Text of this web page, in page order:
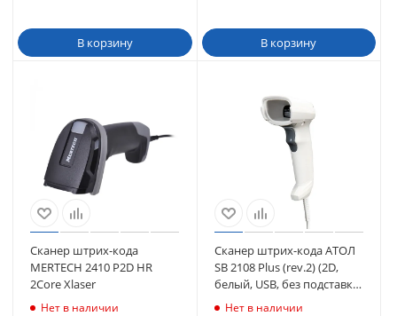
В корзину В корзину
Сканер штрих-кода
MERTECH 2410 P2D HR
2Core Xlaser
Нет в наличии
Сканер штрих-кода АТОЛ
SB 2108 Plus (rev.2) (2D,
белый, USB, без подставки)
(61025)
Нет в наличии